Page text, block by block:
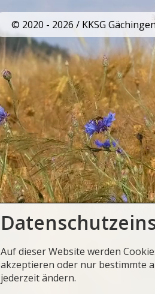
© 2020 - 2026 / KKSG
Auf dieser Website werden
akzeptieren oder nur bestimmte
jederzeit ändern.